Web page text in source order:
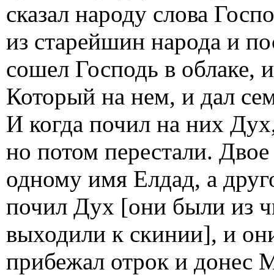
сказал народу слова
из старейшин народа и
сошел Господь в облаке,
Который на нем, и дал
И когда почил на них
но потом перестали.
одному имя Елдад, а
почил Дух [они были из
выходили к скинии], и
прибежал отрок и донес